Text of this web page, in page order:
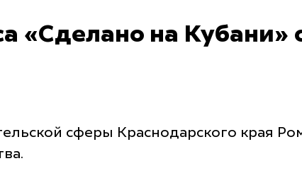
«Сделано на Кубани»
сферы Краснодарского края